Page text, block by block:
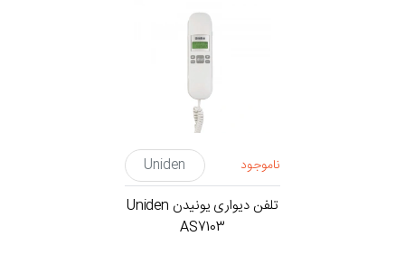
ناموجود Uniden
تلفن دیواری یونیدن Uniden
AS7103